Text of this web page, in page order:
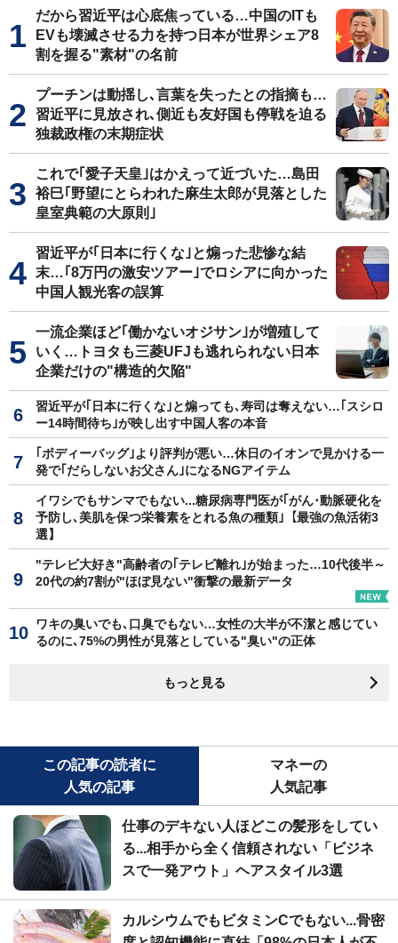
だから習近平は心底焦っている…中国のITも
EVも壊滅させる力を持つ日本が世界シェア8
割を握る"素材"の名前
プーチンは動揺し､言葉を失ったとの指摘も…
習近平に見放され､側近も友好国も停戦を迫る
独裁政権の末期症状
これで｢愛子天皇｣はかえって近づいた…島田
裕巳｢野望にとらわれた麻生太郎が見落とした
皇室典範の大原則｣
習近平が｢日本に行くな｣と煽った悲惨な結
末…｢8万円の激安ツアー｣でロシアに向かった
中国人観光客の誤算
一流企業ほど｢働かないオジサン｣が増殖して
いく…トヨタも三菱UFJも逃れられない日本
企業だけの"構造的欠陥"
習近平が｢日本に行くな｣と煽っても､寿司は奪えない…｢スシロ
ー14時間待ち｣が映し出す中国人客の本音
｢ボディーバッグ｣より評判が悪い…休日のイオンで見かける一
発で｢だらしないお父さん｣になるNGアイテム
イワシでもサンマでもない...糖尿病専門医が｢がん･動脈硬化を
予防し､美肌を保つ栄養素をとれる魚の種類｣【最強の魚活術3
選】
"テレビ大好き"高齢者の｢テレビ離れ｣が始まった…10代後半～
20代の約7割が"ほぼ見ない"衝撃の最新データ
ワキの臭いでも､口臭でもない…女性の大半が不潔と感じてい
るのに､75%の男性が見落としている"臭い"の正体
もっと見る
この記事の読者に
人気の記事
マネーの
人気記事
仕事のデキない人ほどこの髪形をしてい
る...相手から全く信頼されない「ビジネ
スで一発アウト」ヘアスタイル3選
カルシウムでもビタミンCでもない...骨密